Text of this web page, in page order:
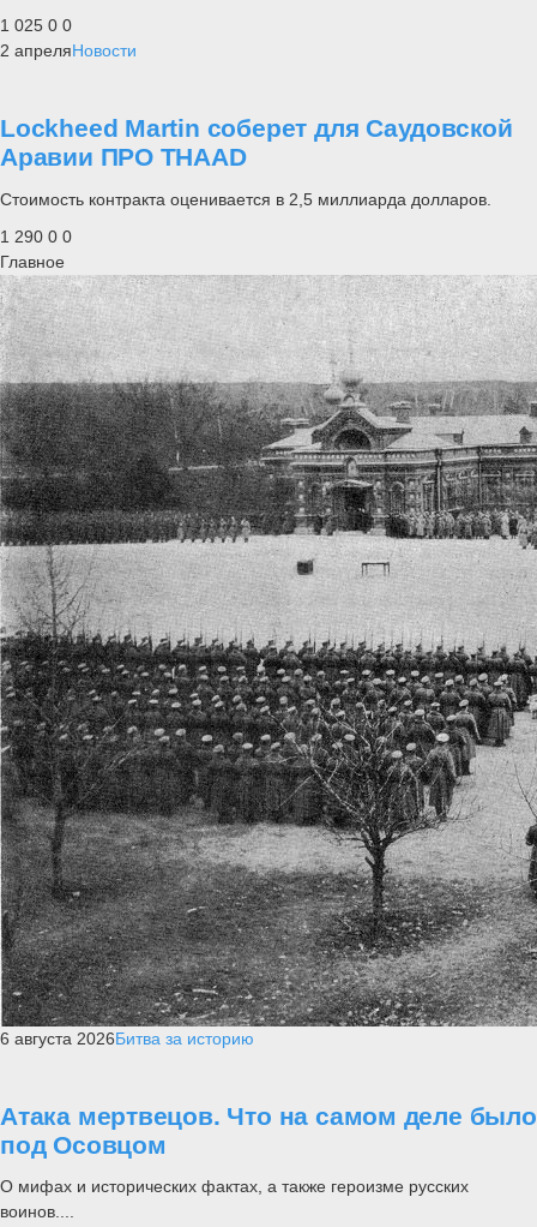
1 025 0 0
2 апреляНовости
Lockheed Martin соберет для Саудовской
Аравии ПРО THAAD
Стоимость контракта оценивается в 2,5 миллиарда долларов.
1 290 0 0
Главное
6 августа 2026Битва за историю
Атака мертвецов. Что на самом деле было
под Осовцом
О мифах и исторических фактах, а также героизме русских
воинов....